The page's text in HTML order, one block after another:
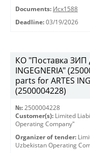
Documents: Исх1588
Deadline: 03/19/2026
КО "Поставка ЗИП
INGEGNERIA"
parts for ARTES
(2500004228)
№: 2500004228
Customer(s): Limited
Operating Company"
Organizer of tender:
Uzbekistan Operating